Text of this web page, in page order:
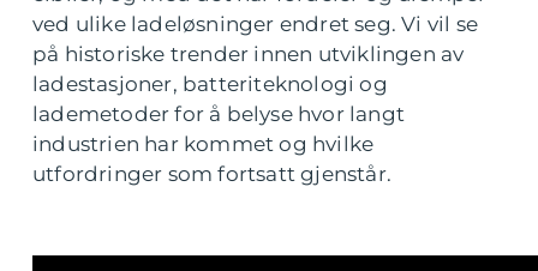
ved ulike ladeløsninger endret seg. Vi vil se
på historiske trender innen utviklingen av
ladestasjoner, batteriteknologi og
lademetoder for å belyse hvor langt
industrien har kommet og hvilke
utfordringer som fortsatt gjenstår.